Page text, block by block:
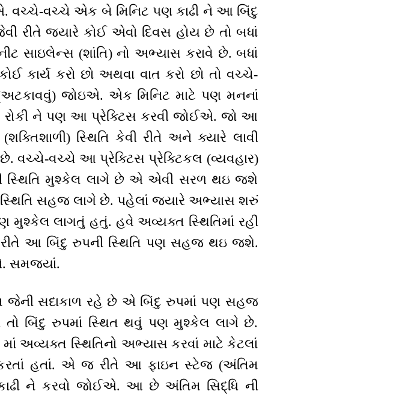
વચ્ચે એક બે મિનિટ પણ કાઢી ને આ બિંદુ
રીતે જ્યારે કોઈ એવો દિવસ હોય છે તો બધાં
સાઇલેન્સ (શાંતિ) નો અભ્યાસ કરાવે છે. બધાં
કાર્ય કરો છો અથવા વાત કરો છો તો વચ્ચે-
જોઇએ. એક મિનિટ માટે પણ મનનાં
રોકી ને પણ આ પ્રેક્ટિસ કરવી જોઈએ. જો આ
સ્થિતિ કેવી રીતે અને ક્યારે લાવી
વચ્ચે આ પ્રેક્ટિસ પ્રેક્ટિકલ (વ્યવહાર)
સ્થિતિ મુશ્કેલ લાગે છે એ એવી સરળ થઇ જશે
સહજ લાગે છે. પહેલાં જ્યારે અભ્યાસ શરું
મુશ્કેલ લાગતું હતું. હવે અવ્યક્ત સ્થિતિમાં રહી
આ બિંદુ રુપની સ્થિતિ પણ સહજ થઇ જશે.
સમજ્યાં.
જેની સદાકાળ રહે છે એ બિંદુ રુપમાં પણ સહજ
બિંદુ રુપમાં સ્થિત થવું પણ મુશ્કેલ લાગે છે.
સ્થિતિનો અભ્યાસ કરવાં માટે કેટલાં
કરતાં હતાં. એ જ રીતે આ ફાઇન સ્ટેજ (અંતિમ
ને કરવો જોઈએ. આ છે અંતિમ સિદ્ધિ ની